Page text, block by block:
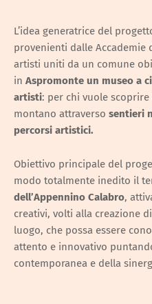
L’idea generatrice del
provenienti dalle Accademie
artisti uniti da un comune
in Aspromonte un museo a
artisti: per chi vuole
montano attraverso sentieri
percorsi artistici.
Obiettivo principale del
modo totalmente inedito il
dell’Appennino Calabro,
creativi, volti alla creazione
luogo, che possa essere
attento e innovativo
contemporanea e della